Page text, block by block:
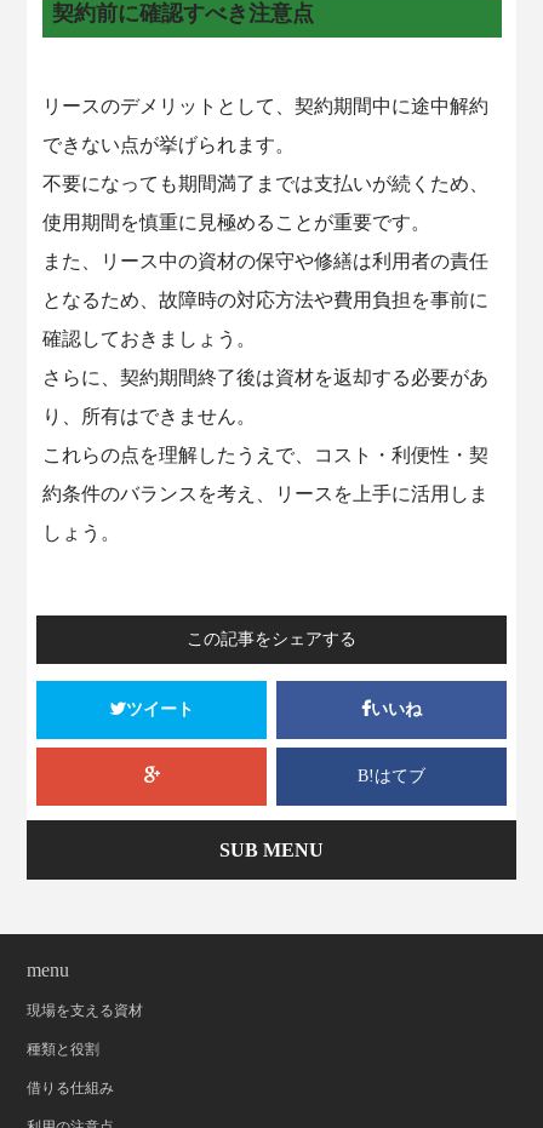
契約前に確認すべき注意点
リースのデメリットとして、契約期間中に途中解約
できない点が挙げられます。
不要になっても期間満了までは支払いが続くため、
使用期間を慎重に見極めることが重要です。
また、リース中の資材の保守や修繕は利用者の責任
となるため、故障時の対応方法や費用負担を事前に
確認しておきましょう。
さらに、契約期間終了後は資材を返却する必要があ
り、所有はできません。
これらの点を理解したうえで、コスト・利便性・契
約条件のバランスを考え、リースを上手に活用しま
しょう。
この記事をシェアする
ツイート いいね
B!はてブ
SUB MENU
menu
現場を支える資材
種類と役割
借りる仕組み